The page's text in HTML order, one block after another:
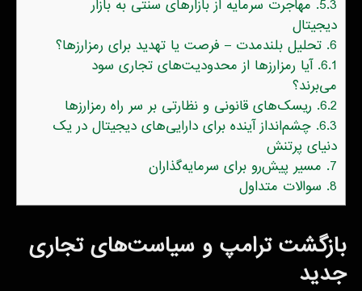
5.3. مهاجرت سرمایه از بازارهای سنتی به بازار
دیجیتال
6. تحلیل بلندمدت – فرصت یا تهدید برای رمزارزها؟
6.1. آیا رمزارزها از محدودیت‌های تجاری سود
می‌برند؟
6.2. ریسک‌های قانونی و نظارتی بر سر راه رمزارزها
6.3. چشم‌انداز آینده برای دارایی‌های دیجیتال در یک
دنیای پرتنش
7. مسیر پیش‌رو برای سرمایه‌گذاران
8. سوالات متداول
بازگشت ترامپ و سیاست‌های تجاری
جدید